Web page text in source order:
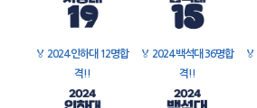
🏅 2024 인하대 12명합
격!!
🏅 2024 백석대 36명합
격!!
🏅